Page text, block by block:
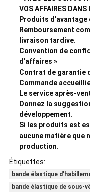
VOS AFFAIRES DANS
Produits
Remboursement
livraison tardive.
Convention de
d'affaires »
Contrat de garantie
Commande
Le service après-
Donnez la
développement.
Si les produits est
aucune matière que
production.
Étiquettes:
bande élastique
bande élastique de sous-